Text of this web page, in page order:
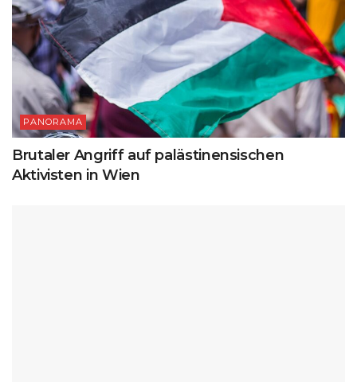
PANORAMA
Brutaler Angriff auf palästinensischen
Aktivisten in Wien